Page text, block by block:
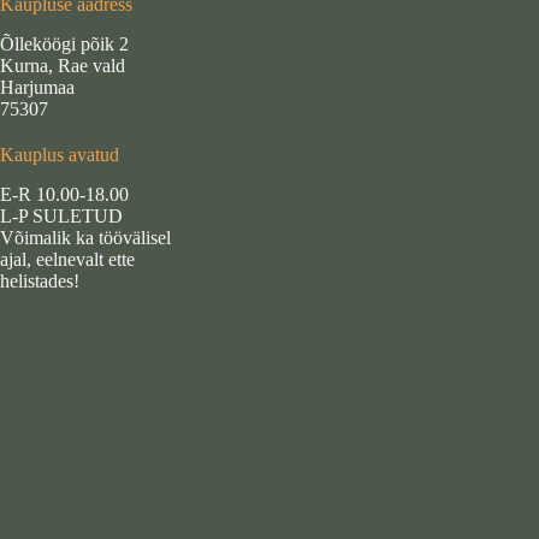
Kaupluse aadress
Õlleköögi põik 2
Kurna, Rae vald
Harjumaa
75307
Kauplus avatud
E-R 10.00-18.00
L-P SULETUD
Võimalik ka töövälisel
ajal, eelnevalt ette
helistades!